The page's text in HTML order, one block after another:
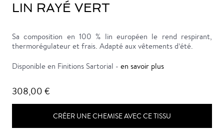
LIN RAYÉ VERT
Sa composition en 100 % lin européen le rend respirant,
thermorégulateur et frais. Adapté aux vêtements d’été.
Disponible en Finitions Sartorial - en savoir plus
308,00 €
CRÉER UNE CHEMISE AVEC CE TISSU